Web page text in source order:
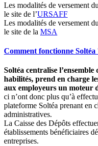
Les modalités de versement
le site de l’URSAFF
Les modalités de versement
le site de la MSA
Comment fonctionne Soltéa
Soltéa centralise
habilités, prend en charge
aux employeurs un moteur
ci n’ont donc plus qu’à
plateforme Soltéa prenant en
administratives.
La Caisse des Dépôts
établissements bénéficiaires
entreprises.